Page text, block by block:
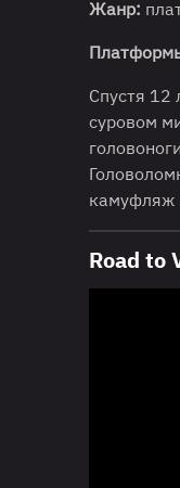
Жанр:
Спустя 12
суровом
камуфляж
Road to